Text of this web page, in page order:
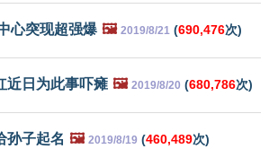
心突现超强爆 🖼️ 2019/8/21 (690,476次)
近日为此事吓瘫 🖼️ 2019/8/20 (680,786次)
孙子起名 🖼️ 2019/8/19 (460,489次)